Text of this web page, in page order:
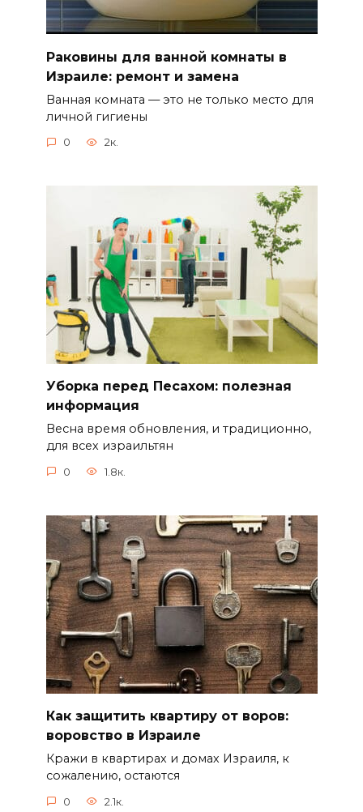
Раковины для ванной комнаты в
Израиле: ремонт и замена
Ванная комната — это не только место для
личной гигиены
0 2к.
Уборка перед Песахом: полезная
информация
Весна время обновления, и традиционно,
для всех израильтян
0 1.8к.
Как защитить квартиру от воров:
воровство в Израиле
Кражи в квартирах и домах Израиля, к
сожалению, остаются
0 2.1к.